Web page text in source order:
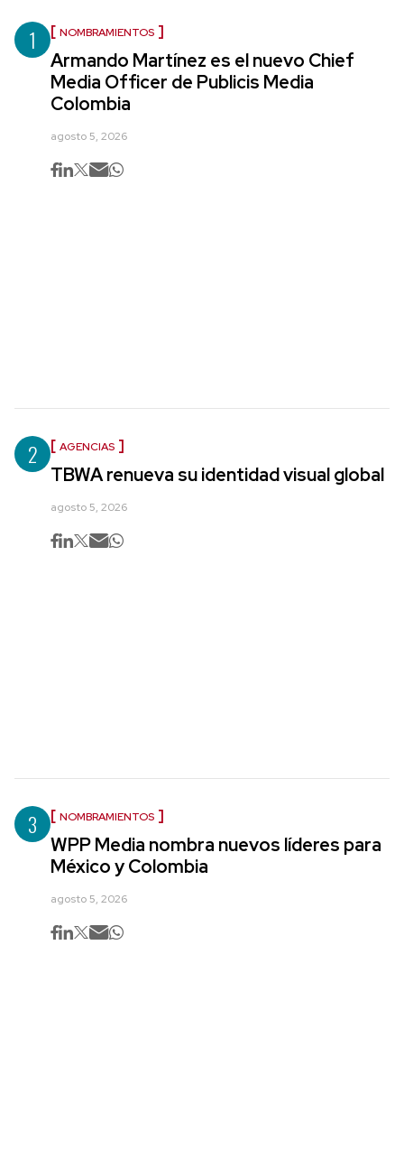
1 NOMBRAMIENTOS
Armando Martínez es el nuevo Chief
Media Officer de Publicis Media
Colombia
agosto 5, 2026
2 AGENCIAS
TBWA renueva su identidad visual global
agosto 5, 2026
3 NOMBRAMIENTOS
WPP Media nombra nuevos líderes para
México y Colombia
agosto 5, 2026